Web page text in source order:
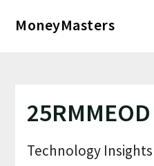
MoneyMasters
25RMMEOD
Technology Insights